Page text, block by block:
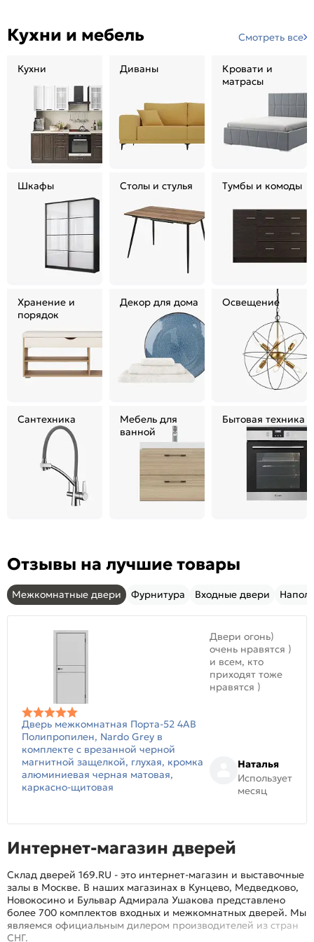
Кухни и мебель Смотреть все
Кухни Диваны
Кровати и
матрасы
Шкафы Столы и стулья Тумбы и комоды
Хранение и
порядок
Декор для дома Освещение
Сантехника
Мебель для
ванной
Бытовая техника
Отзывы на лучшие товары
Межкомнатные двери Фурнитура Входные двери
Дверь межкомнатная Порта-52 4AB
Полипропилен, Nardo Grey в
комплекте с врезанной черной
магнитной защелкой, глухая, кромка
алюминиевая черная матовая,
каркасно-щитовая
Двери огонь)
очень нравятся )
и всем, кто
приходят тоже
нравятся )
Наталья
Использует
месяц
Интернет-магазин дверей
Склад дверей 169.RU - это интернет-магазин и выставочные
залы в Москве. В наших магазинах в Кунцево, Медведково,
Новокосино и Бульвар Адмирала Ушакова представлено
более 700 комплектов входных и межкомнатных дверей. Мы
являемся официальным дилером производителей из стран
СНГ.